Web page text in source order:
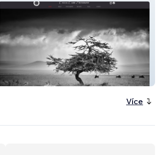
Cecilia Clark Photography
Více